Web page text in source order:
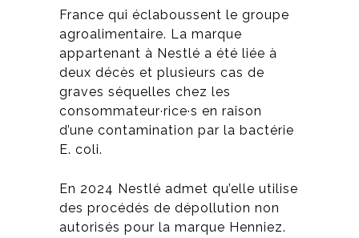
France qui éclaboussent le groupe
agroalimentaire. La marque
appartenant à Nestlé a été liée à
deux décès et plusieurs cas de
graves séquelles chez les
consommateur·rice·s en raison
d’une contamination par la bactérie
E. coli.
En 2024 Nestlé admet qu’elle utilise
des procédés de dépollution non
autorisés pour la marque Henniez.